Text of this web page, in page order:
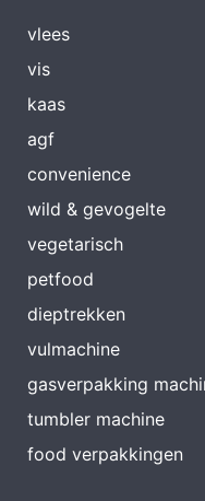
vlees
vis
kaas
agf
convenience
wild & gevogelte
vegetarisch
petfood
dieptrekken
vulmachine
gasverpakking
tumbler machine
food verpakkingen